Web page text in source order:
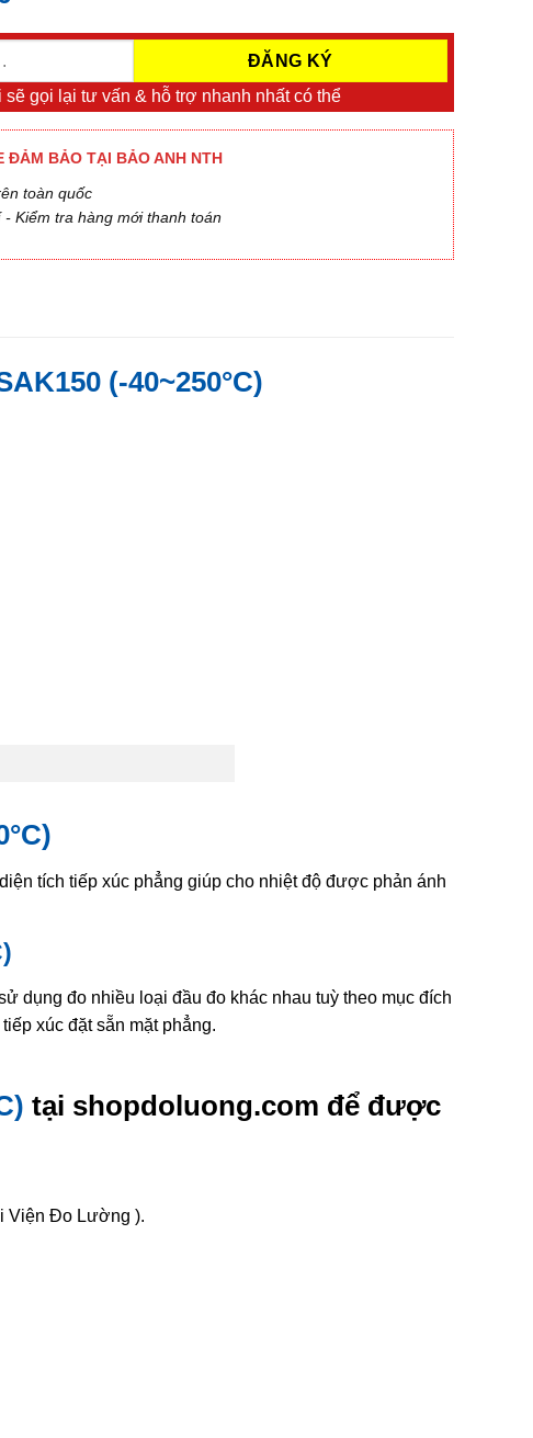
sẽ gọi lại tư vấn & hỗ trợ nhanh nhất có thể
ĐẢM BẢO TẠI BẢO ANH NTH
toàn quốc
Kiểm tra hàng mới thanh toán
(-40~250°C)
tích tiếp xúc phẳng giúp cho nhiệt độ được phản ánh
dụng đo nhiều loại đầu đo khác nhau tuỳ theo mục đích
xúc đặt sẵn mặt phẳng.
tại shopdoluong.com để được
Viện Đo Lường ).